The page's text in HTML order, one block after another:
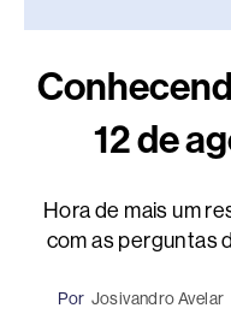
12 de
Hora de mais um
com as perguntas
Por Josivandro Avelar